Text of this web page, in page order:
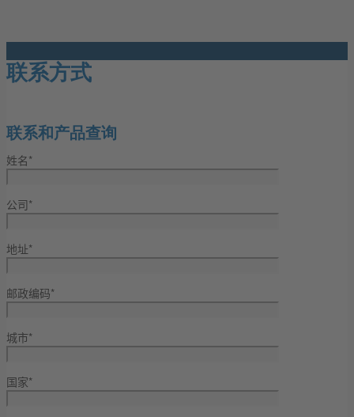
联系方式
联系和产品查询
姓名*
公司*
地址*
邮政编码*
城市*
国家*